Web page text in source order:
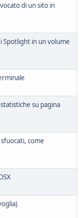
di un sito in
Spotlight in un volume
su pagina
come